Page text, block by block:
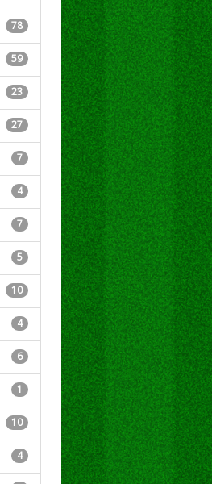
78
59
23
27
7
4
7
5
10
4
6
1
10
4